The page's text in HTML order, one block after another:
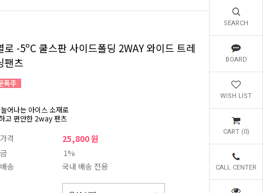
SEARCH
BOARD
WISH LIST
CART (0)
CALL CENTER
로 -5ºC 쿨스판 사이드폴딩 2WAY 와이드 트레
팬츠
어나는 아이스 소재로
고 편안한 2way 팬츠
격 25,800 원
1%
송
국내 배송 전용